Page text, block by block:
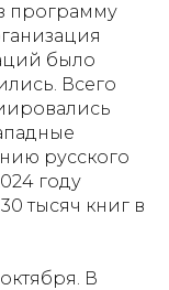
программу
было
Всего
русского
году
тысяч книг в
В